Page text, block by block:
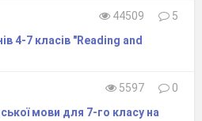
(орфографія,
насиченість) та в
44509
5
4-7 класів "Reading and
5597
0
мови для 7-го класу на